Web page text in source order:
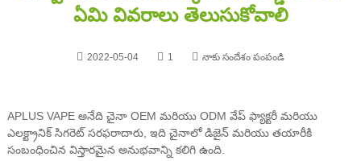
ఏమి వివరాలు తెలుసుకోవాలి
2022-05-04 1 నాకు సందేశం పంపండి
APLUS VAPE అనేది చైనా OEM మరియు ODM వేప్ ఫ్యాక్టరీ మరియు
ఎలక్ట్రానిక్ సిగరెట్ సరఫరాదారు, ఇది చైనాలో డిజైన్ మరియు తయారీకి
సంబంధించిన విస్తారమైన అనుభవాన్ని కలిగి ఉంది.